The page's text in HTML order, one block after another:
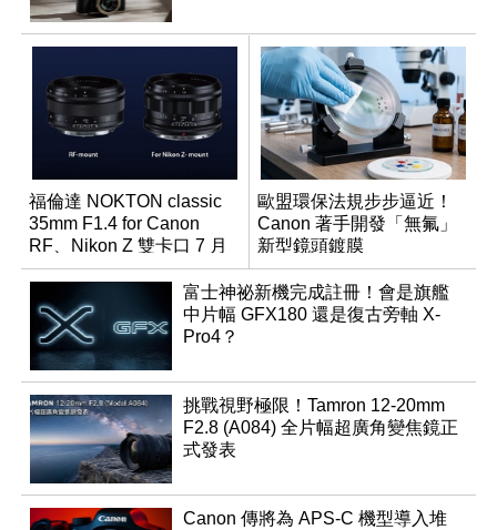
福倫達 NOKTON classic
35mm F1.4 for Canon
RF、Nikon Z 雙卡口 7 月
同步登台
歐盟環保法規步步逼近！
Canon 著手開發「無氟」
新型鏡頭鍍膜
富士神祕新機完成註冊！會是旗艦
中片幅 GFX180 還是復古旁軸 X-
Pro4？
挑戰視野極限！Tamron 12-20mm
F2.8 (A084) 全片幅超廣角變焦鏡正
式發表
Canon 傳將為 APS-C 機型導入堆